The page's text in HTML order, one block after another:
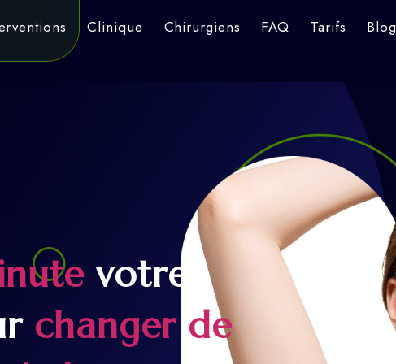
Clinique Chirurgiens FAQ Tarifs Blog
votre
changer de